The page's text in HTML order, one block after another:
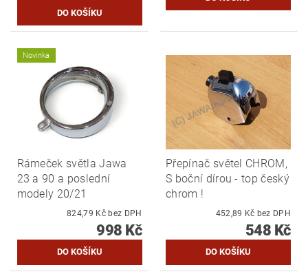
Novinka
Rámeček světla Jawa
23 a 90 a poslední
modely 20/21
824,79 Kč bez DPH
998 Kč
Přepínač světel CHROM,
S boční dírou - top český
chrom !
452,89 Kč bez DPH
548 Kč